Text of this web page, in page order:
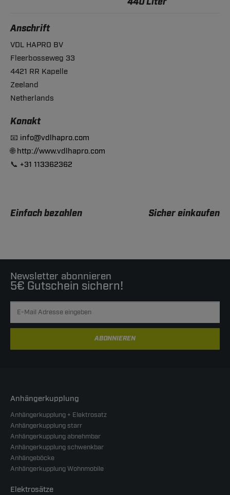
Anschrift
VDL HAPRO BV
Fleerbosseweg 33
4421 RR Kapelle
Zeeland
Netherlands
Konakt
📧 info@vdlhapro.com
🌐http://www.vdlhapro.com
📞 +31 113362362
Einfach bezahlen Sicher einkaufen
Newsletter abonnieren
5€ Gutschein sichern!
ABONNIEREN
Anhängerkupplung
Anhängerkupplung + Elektrosatz
Anhängerkupplung starr
Anhängerkupplung abnehmbar
Anhängerkupplung schwenkbar
Anhängeböcke
Anhängerkupplung Wohnmobile
Elektrosätze